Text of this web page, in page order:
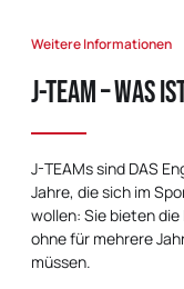
Weitere Informationen
J-TEAM – was
J-TEAMs sind DAS
Jahre, die sich im
wollen: Sie bieten
ohne für mehrere
müssen.